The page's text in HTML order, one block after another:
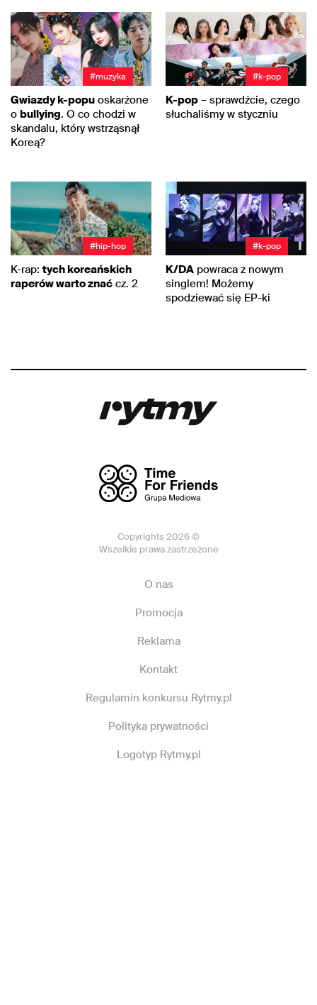
#muzyka
Gwiazdy k-popu oskarżone
o bullying. O co chodzi w
skandalu, który wstrząsnął
Koreą?
#k-pop
K-pop – sprawdźcie, czego
słuchaliśmy w styczniu
#hip-hop
K-rap: tych koreańskich
raperów warto znać cz. 2
#k-pop
K/DA powraca z nowym
singlem! Możemy
spodziewać się EP-ki
Copyrights 2026 ©
Wszelkie prawa zastrzeżone
O nas
Promocja
Reklama
Kontakt
Regulamin konkursu Rytmy.pl
Polityka prywatności
Logotyp Rytmy.pl